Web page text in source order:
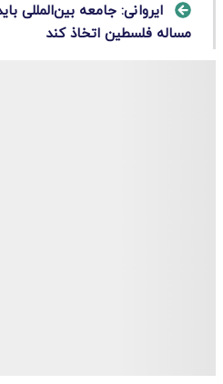
ایروانی: جامعه بین‌المللی
مساله فلسطین اتخاذ کند